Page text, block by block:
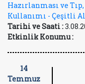
Hazırlanması ve
Kullanımı - Çeşitli
Tarihi ve Saati :
Etkinlik Konumu :
14
Temmuz